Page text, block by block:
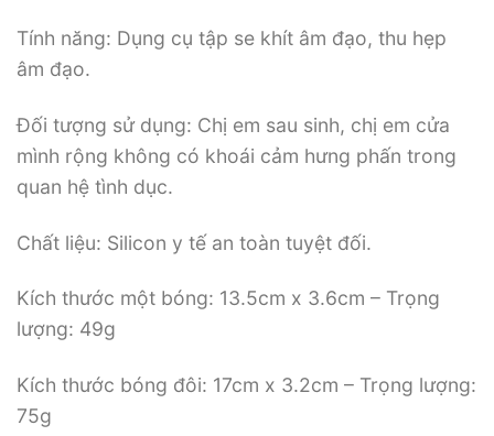
Tính năng: Dụng cụ tập se khít âm đạo, thu hẹp
âm đạo.
Đối tượng sử dụng: Chị em sau sinh, chị em cửa
mình rộng không có khoái cảm hưng phấn trong
quan hệ tình dục.
Chất liệu: Silicon y tế an toàn tuyệt đối.
Kích thước một bóng: 13.5cm x 3.6cm – Trọng
lượng: 49g
Kích thước bóng đôi: 17cm x 3.2cm – Trọng lượng:
75g